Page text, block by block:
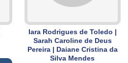
Iara Rodrigues de Toledo |
Sarah Caroline de Deus
Pereira | Daiane Cristina da
Silva Mendes